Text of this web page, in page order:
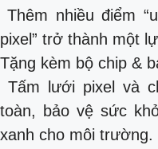
Thêm nhiều điểm
pixel” trở thành một
Tặng kèm bộ chip &
Tấm lưới pixel và
toàn, bảo vệ sức
xanh cho môi trường.